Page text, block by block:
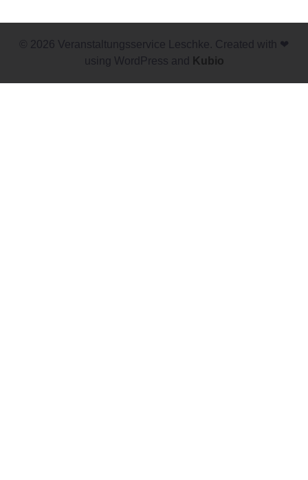
© 2026 Veranstaltungsservice Leschke. Created with ❤
using WordPress and
Kubio